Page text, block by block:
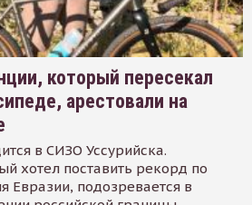
который пересекал
арестовали на
в СИЗО Уссурийска.
хотел поставить рекорд по
Евразии, подозревается в